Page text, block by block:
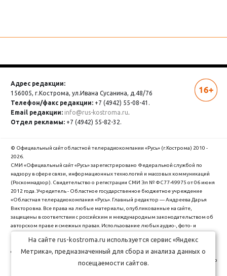
Адрес редакции:
156005, г.Кострома, ул.Ивана Сусанина, д.48/76
Телефон/факс редакции: +7 (4942) 55-08-41.
Email редакции: info@rus-kostroma.ru.
Отдел рекламы: +7 (4942) 55-82-32.
© Официальный сайт областной телерадиокомпании «Русь» (г.Кострома) 2010 -
2026.
СМИ «Официальный сайт «Русь» зарегистрировано Федеральной службой по
надзору в сфере связи, информационных технологий и массовых коммуникаций
(Роскомнадзор). Cвидетельство о регистрации СМИ Эл № ФС77-49975 от 06 июня
2012 года. Учредитель - Областное государственное бюджетное учреждение
«Областная телерадиокомпания «Русь». Главный редактор — Андреева Дарья
Викторовна. Все права на любые материалы, опубликованные на сайте,
защищены в соответствии с российским и международным законодательством об
авторском праве и смежных правах. Использование любых аудио-, фото- и
правообладателя и со ссылкой на сайт "rus-kostroma.ru" (для интернет-проектов -
с гиперссылкой).
ОГБУ Областная телерадиокомпания "Русь" использует cookie (файлы с данными о
На сайте rus-kostroma.ru используется сервис «Яндекс
Метрика», предназначенный для сбора и анализа данных о
посещаемости сайтов.